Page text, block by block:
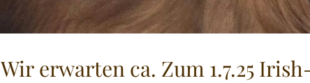
Wir erwarten ca. Zum 1.7.25